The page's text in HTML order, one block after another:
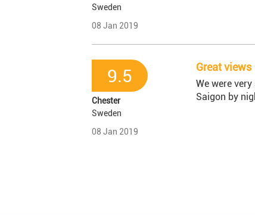
Sweden
08 Jan 2019
9.5
Chester
Sweden
08 Jan 2019
Great views
We were
Saigon by